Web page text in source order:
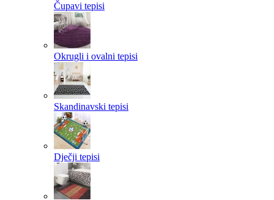
Čupavi tepisi
Okrugli i ovalni tepisi
Skandinavski tepisi
Dječji tepisi